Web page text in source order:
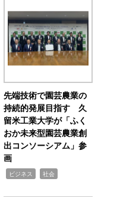
先端技術で園芸農業の
持続的発展目指す 久
留米工業大学が「ふく
おか未来型園芸農業創
出コンソーシアム」参
画
ビジネス 社会